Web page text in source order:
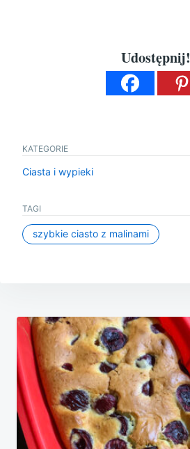
Udostępnij!
KATEGORIE
Ciasta i wypieki
TAGI
szybkie ciasto z malinami
Nawigacja
wpisu